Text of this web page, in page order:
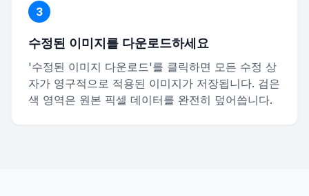
3
수정된 이미지를 다운로드하세요
'수정된 이미지 다운로드'를 클릭하면 모든 수정 상
자가 영구적으로 적용된 이미지가 저장됩니다. 검은
색 영역은 원본 픽셀 데이터를 완전히 덮어씁니다.